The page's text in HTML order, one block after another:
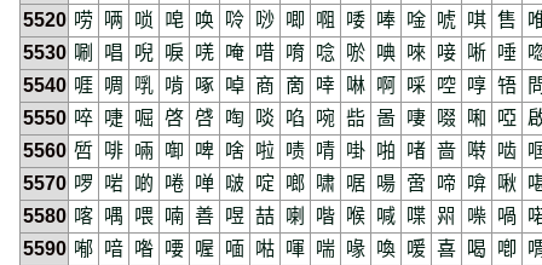
5520 唠 唡 唢 唣 唤 唥 唦 唧 唨 唩 唪 唫 唬 唭 售
5530 唰 唱 唲 唳 唴 唵 唶 唷 唸 唹 唺 唻 唼 唽 唾
5540 啀 啁 啂 啃 啄 啅 商 啇 啈 啉 啊 啋 啌 啍 啎
5550 啐 啑 啒 啓 啔 啕 啖 啗 啘 啙 啚 啛 啜 啝 啞
5560 啠 啡 啢 啣 啤 啥 啦 啧 啨 啩 啪 啫 啬 啭 啮
5570 啰 啱 啲 啳 啴 啵 啶 啷 啸 啹 啺 啻 啼 啽 啾
5580 喀 喁 喂 喃 善 喅 喆 喇 喈 喉 喊 喋 喌 喍 喎
5590 喐 喑 喒 喓 喔 喕 喖 喗 喘 喙 喚 喛 喜 喝 喞